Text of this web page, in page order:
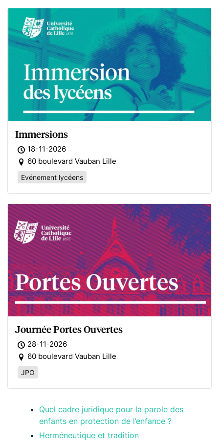
Immersions
18-11-2026
60 boulevard Vauban Lille
Evénement lycéens
Journée Portes Ouvertes
28-11-2026
60 boulevard Vauban Lille
JPO
Quel cadre juridique pour la parole des
enfants en protection de l’enfance ?
Herméneutique et tradition